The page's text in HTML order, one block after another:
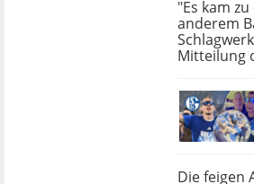
"Es kam
anderem
Mitteilung
Die feigen